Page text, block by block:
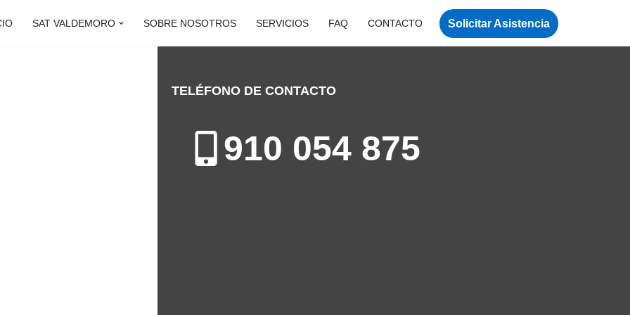
SAT VALDEMORO SOBRE NOSOTROS SERVICIOS FAQ CONTACTO Solicitar Asistencia
TELÉFONO DE CONTACTO
910 054 875